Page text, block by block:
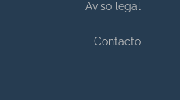
Aviso legal
Contacto